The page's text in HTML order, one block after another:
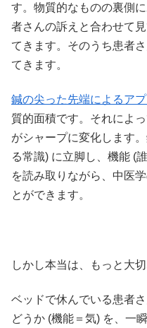
す。物質的なものの裏側
者さんの訴えと合わせて
てきます。そのうち患者
てきます。
鍼の尖った先端によるア
質的面積です。それによ
がシャープに変化します
る常識) に立脚し、機能 (
を読み取りながら、中医
とができます。
しかし本当は、もっと大
ベッドで休んでいる患者
どうか (機能＝気) を、一